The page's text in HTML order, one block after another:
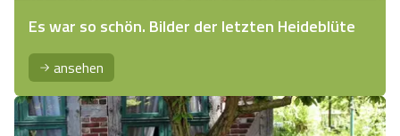
Es war so schön. Bilder der letzten Heideblüte
ansehen